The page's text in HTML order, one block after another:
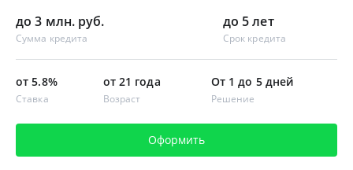
до 3 млн. руб.
Сумма кредита
до 5 лет
Срок кредита
от 5.8%
Ставка
от 21 года
Возраст
От 1 до 5 дней
Решение
Оформить